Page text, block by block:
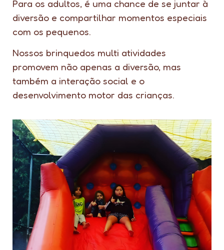
Para os adultos, é uma chance de se juntar à
diversão e compartilhar momentos especiais
com os pequenos.
Nossos brinquedos multi atividades
promovem não apenas a diversão, mas
também a interação social e o
desenvolvimento motor das crianças.